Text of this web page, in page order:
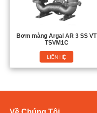
Bơm màng Argal AR 3 SS VT
TSVM1C
LIÊN HỆ